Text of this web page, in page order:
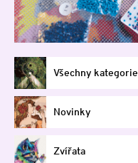
Všechny kategorie
Novinky
Zvířata